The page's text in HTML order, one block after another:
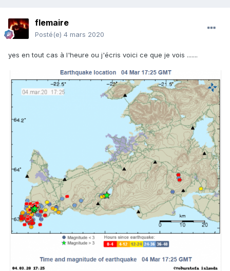
flemaire
Posté(e) 4 mars 2020
yes en tout cas à l'heure ou j'écris voici ce que je vois .......